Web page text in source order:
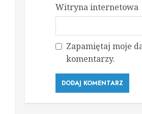
Witryna internetowa
Zapamiętaj moje
komentarzy.